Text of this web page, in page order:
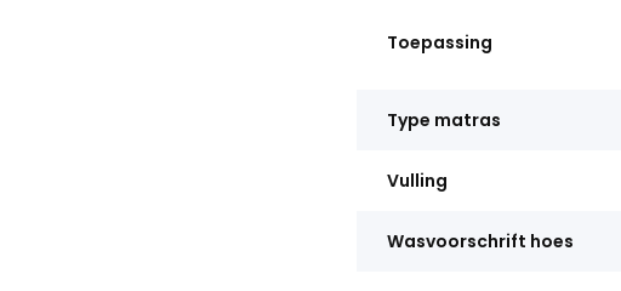
Toepassing
Type matras
Vulling
Wasvoorschrift hoes